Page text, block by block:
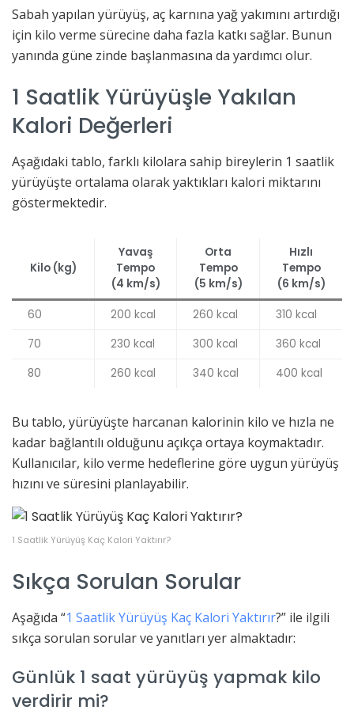
Sabah yapılan yürüyüş, aç karnına yağ yakımını artırdığı
için kilo verme sürecine daha fazla katkı sağlar. Bunun
yanında güne zinde başlanmasına da yardımcı olur.
1 Saatlik Yürüyüşle Yakılan
Kalori Değerleri
Aşağıdaki tablo, farklı kilolara sahip bireylerin 1 saatlik
yürüyüşte ortalama olarak yaktıkları kalori miktarını
göstermektedir.
Kilo (kg)
Yavaş
Tempo
(4 km/s)
Orta
Tempo
(5 km/s)
Hızlı
Tempo
(6 km/s)
60 200 kcal 260 kcal
310 kcal
70
230 kcal 300 kcal
360 kcal
80
260 kcal 340 kcal 400 kcal
Bu tablo, yürüyüşte harcanan kalorinin kilo ve hızla ne
kadar bağlantılı olduğunu açıkça ortaya koymaktadır.
Kullanıcılar, kilo verme hedeflerine göre uygun yürüyüş
hızını ve süresini planlayabilir.
1 Saatlik Yürüyüş Kaç Kalori Yaktırır?
Sıkça Sorulan Sorular
Aşağıda “1 Saatlik Yürüyüş Kaç Kalori Yaktırır?” ile ilgili
sıkça sorulan sorular ve yanıtları yer almaktadır:
Günlük 1 saat yürüyüş yapmak kilo
verdirir mi?